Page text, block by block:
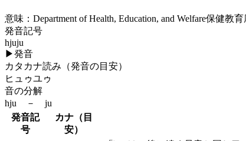
意味： Department of Health, Education, and Welfare保健教
発音記号
hjuju
▶発音
カタカナ読み（発音の目安）
ヒュゥユゥ
音の分解
hju － ju
発音記
号
カナ（目
安）